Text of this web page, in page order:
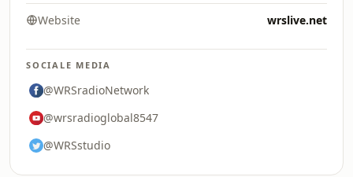
Website wrslive.net
SOCIALE MEDIA
@WRSradioNetwork
@wrsradioglobal8547
@WRSstudio